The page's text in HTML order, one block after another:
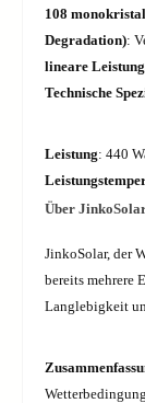
108
Degradation):
lineare
Technische
Leistung: 440
Über
JinkoSolar, der
bereits mehrere
Langlebigkeit